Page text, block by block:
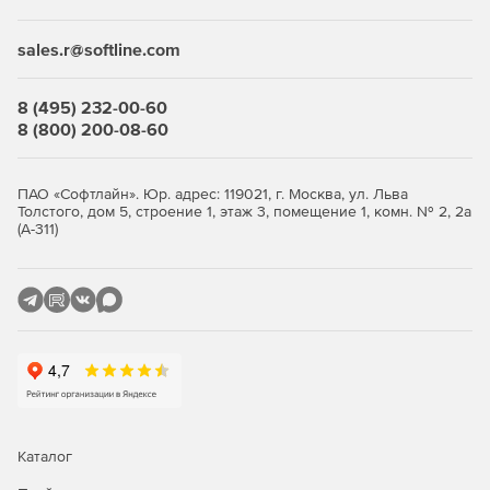
Для ЮЛ с любыми другими ОКВЭД подойдет
Преимущества
продукт полностью отвечает требованиям
российского законодательства и обладает
производительности файлового сервера.
Dr.Web идеально функционировать на серверах
sales.r@softline.com
8 (495) 232-00-60
8 (800) 200-08-60
ПАО «Софтлайн». Юр. адрес: 119021, г. Москва, ул. Льва
Толстого, дом 5, строение 1, этаж 3, помещение 1, комн. № 2, 2а
(А-311)
Каталог